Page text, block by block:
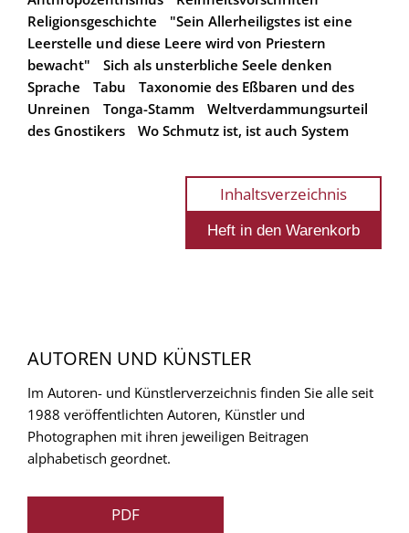
Religionsgeschichte
"Sein Allerheiligstes ist eine
Leerstelle und diese Leere wird von Priestern
bewacht"
Sich als unsterbliche Seele denken
Sprache
Tabu
Taxonomie des Eßbaren und des
Unreinen
Tonga-Stamm
Weltverdammungsurteil
des Gnostikers
Wo Schmutz ist, ist auch System
Inhaltsverzeichnis
AUTOREN UND KÜNSTLER
Im Autoren- und Künstlerverzeichnis finden Sie alle seit
1988 veröffentlichten Autoren, Künstler und
Photographen mit ihren jeweiligen Beitragen
alphabetisch geordnet.
PDF